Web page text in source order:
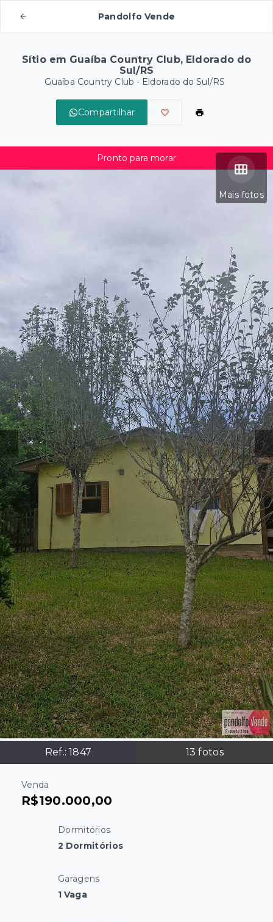
Pandolfo Vende
Sítio em Guaíba Country Club, Eldorado do
Sul/RS
Guaíba Country Club - Eldorado do Sul/RS
Compartilhar
Mais fotos
Ref.: 1847 13 fotos
Pronto para morar
Venda
R$190.000,00
Dormitórios
2 Dormitórios
Garagens
1 Vaga